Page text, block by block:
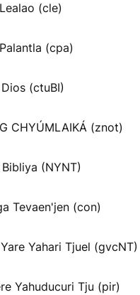
(cle)
(cpa)
Dios (ctuBI)
CHYÚMLAIKÁ (znot)
(NYNT)
Tevaen'jen (con)
Yahari Tjuel (gvcNT)
Yahuducuri Tju (pir)